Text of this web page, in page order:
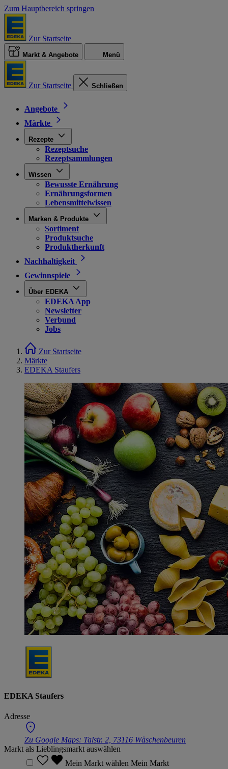
Zum Hauptbereich springen
Zur Startseite
Markt & Angebote Menü
Zur Startseite Schließen
Angebote
Märkte
Rezepte
Rezeptsuche
Rezeptsammlungen
Wissen
Bewusste Ernährung
Ernährungsformen
Lebensmittelwissen
Marken & Produkte
Sortiment
Produktsuche
Produktherkunft
Nachhaltigkeit
Gewinnspiele
Über EDEKA
EDEKA App
Newsletter
Verbund
Jobs
Zur Startseite
Märkte
EDEKA Staufers
EDEKA Staufers
Adresse
Zu Google Maps: Talstr. 2, 73116 Wäschenbeuren
Markt als Lieblingsmarkt auswählen
Mein Markt wählen Mein Markt